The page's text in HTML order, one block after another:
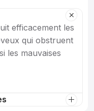
efficacement les
qui obstruent
les mauvaises